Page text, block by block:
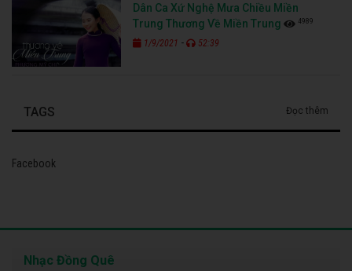
Dân Ca Xứ Nghệ Mưa Chiều Miền
Trung Thương Về Miền Trung
4989
1/9/2021 - 52:39
TAGS Đọc thêm
Facebook
Nhạc Đồng Quê